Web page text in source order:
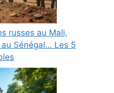
russes au Mali,
Sénégal… Les 5